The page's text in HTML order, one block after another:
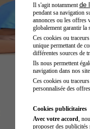
Il s'agit notamment de
pendant sa navigation
annonces ou les offres
globalement garantir la
Ces cookies ou
unique permettant de
différentes sources de
Ils nous permettent
navigation dans nos
Ces cookies ou
personnalisée des
Cookies publicitaires
Avec votre accord ,
proposer des